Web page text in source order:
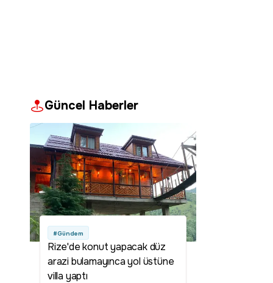
Güncel Haberler
#Gündem
Rize'de konut yapacak düz
arazi bulamayınca yol üstüne
villa yaptı